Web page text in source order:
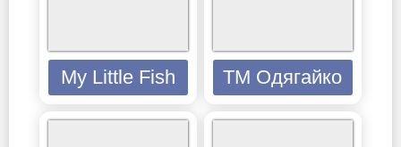
My Little Fish ТМ Одягайко